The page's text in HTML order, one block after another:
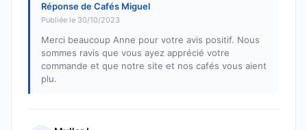
Réponse de Cafés Miguel
Publiée le 30/10/2023
Merci beaucoup Anne pour votre avis positif. Nous
sommes ravis que vous ayez apprécié votre
commande et que notre site et nos cafés vous aient
plu.